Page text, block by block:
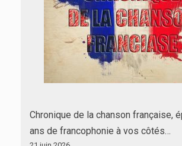
Chronique de la chanson française,
ans de francophonie à vos côtés…